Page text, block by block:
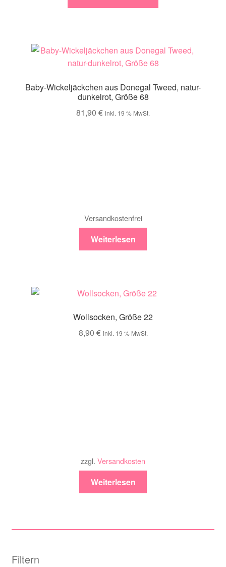
Baby-Wickeljäckchen aus Donegal Tweed, natur-
dunkelrot, Größe 68
81,90 € inkl. 19 % MwSt.
Versandkostenfrei
Weiterlesen
Wollsocken, Größe 22
8,90 € inkl. 19 % MwSt.
zzgl. Versandkosten
Weiterlesen
Filtern